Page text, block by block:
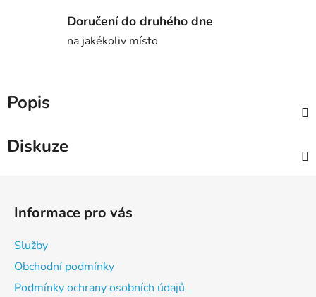
Doručení do druhého dne
na jakékoliv místo
Popis
Diskuze
Informace pro vás
Služby
Obchodní podmínky
Podmínky ochrany osobních údajů